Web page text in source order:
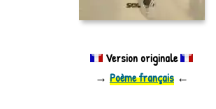
Version originale
→ Poème français←